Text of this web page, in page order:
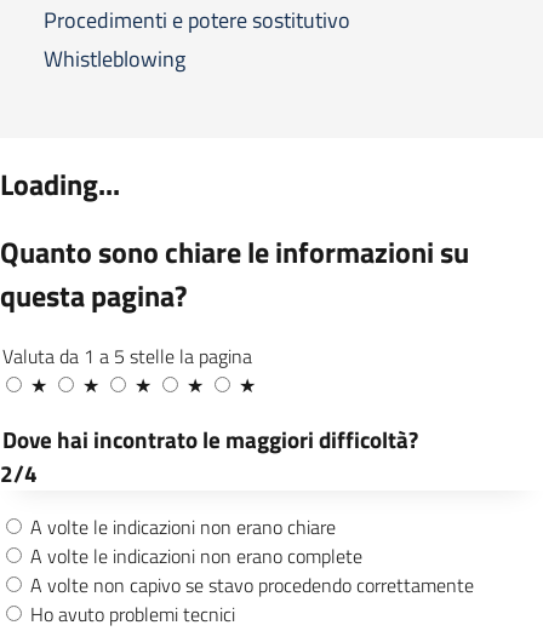
Procedimenti e potere sostitutivo
Whistleblowing